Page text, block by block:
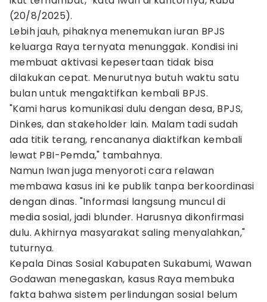
(20/8/2025).
Lebih jauh, pihaknya menemukan iuran BPJS
keluarga Raya ternyata menunggak. Kondisi ini
membuat aktivasi kepesertaan tidak bisa
dilakukan cepat. Menurutnya butuh waktu satu
bulan untuk mengaktifkan kembali BPJS.
"Kami harus komunikasi dulu dengan desa, BPJS,
Dinkes, dan stakeholder lain. Malam tadi sudah
ada titik terang, rencananya diaktifkan kembali
lewat PBI-Pemda," tambahnya.
Namun Iwan juga menyoroti cara relawan
membawa kasus ini ke publik tanpa berkoordinasi
dengan dinas. "Informasi langsung muncul di
media sosial, jadi blunder. Harusnya dikonfirmasi
dulu. Akhirnya masyarakat saling menyalahkan,"
tuturnya.
Kepala Dinas Sosial Kabupaten Sukabumi, Wawan
Godawan menegaskan, kasus Raya membuka
fakta bahwa sistem perlindungan sosial belum